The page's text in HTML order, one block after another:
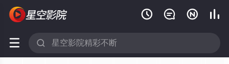
   
 